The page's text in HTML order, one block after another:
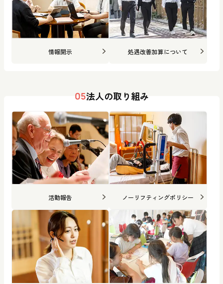
情報開示 処遇改善加算について
05法人の取り組み
活動報告 ノーリフティングポリシー